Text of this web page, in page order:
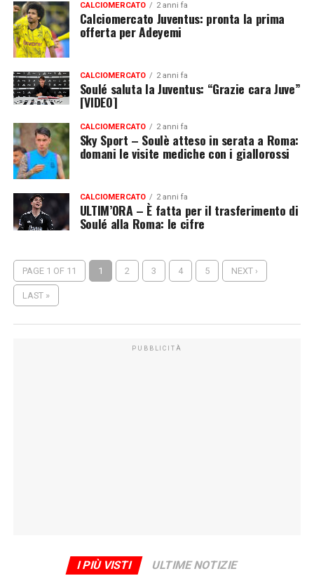
CALCIOMERCATO 2 anni fa
Calciomercato Juventus: pronta la prima
offerta per Adeyemi
CALCIOMERCATO 2 anni fa
Soulé saluta la Juventus: “Grazie cara Juve”
[VIDEO]
CALCIOMERCATO 2 anni fa
Sky Sport – Soulè atteso in serata a Roma:
domani le visite mediche con i giallorossi
CALCIOMERCATO 2 anni fa
ULTIM’ORA – È fatta per il trasferimento di
Soulé alla Roma: le cifre
PAGE 1 OF 11 1 2 3 4 5 NEXT ›
LAST »
PUBBLICITÀ
I PIÙ VISTI ULTIME NOTIZIE